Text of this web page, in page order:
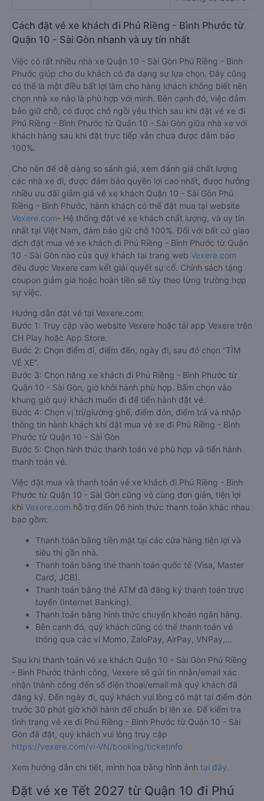
Cách đặt vé xe khách đi Phú Riềng - Bình Phước từ
Quận 10 - Sài Gòn nhanh và uy tín nhất
Việc có rất nhiều nhà xe Quận 10 - Sài Gòn Phú Riềng - Bình
Phước giúp cho du khách có đa dạng sự lựa chọn. Đây cũng
có thể là một điều bất lợi làm cho hàng khách không biết nên
chọn nhà xe nào là phù hợp với mình. Bên cạnh đó, việc đảm
bảo giữ chỗ, có được chỗ ngồi yêu thích sau khi đặt vé xe đi
Phú Riềng - Bình Phước từ Quận 10 - Sài Gòn giữa nhà xe với
khách hàng sau khi đặt trực tiếp vẫn chưa được đảm bảo
100%.
Cho nên để dễ dàng so sánh giá, xem đánh giá chất lượng
các nhà xe đi, được đảm bảo quyền lợi cao nhất, được hưởng
nhiều ưu đãi giảm giá vé xe khách Quận 10 - Sài Gòn Phú
Riềng - Bình Phước, hành khách có thể đặt mua tại website
Vexere.com- Hệ thống đặt vé xe khách chất lượng, và uy tín
nhất tại Việt Nam, đảm bảo giữ chỗ 100%. Đối với bất cứ giao
dịch đặt mua vé xe khách đi Phú Riềng - Bình Phước từ Quận
10 - Sài Gòn nào của quý khách tại trang web Vexere.com
đều được Vexere cam kết giải quyết sự cố. Chính sách tặng
coupon giảm giá hoặc hoàn tiền sẽ tùy theo từng trường hợp
sự việc.
Hướng dẫn đặt vé tại Vexere.com:
Bước 1: Truy cập vào website Vexere hoặc tải app Vexere trên
CH Play hoặc App Store.
Bước 2: Chọn điểm đi, điểm đến, ngày đi, sau đó chọn “TÌM
VÉ XE”.
Bước 3: Chọn hãng xe khách đi Phú Riềng - Bình Phước từ
Quận 10 - Sài Gòn, giờ khởi hành phù hợp. Bấm chọn vào
khung giờ quý khách muốn đi để tiến hành đặt vé.
Bước 4: Chọn vị trí/giường ghế, điểm đón, điểm trả và nhập
thông tin hành khách khi đặt mua vé xe đi Phú Riềng - Bình
Phước từ Quận 10 - Sài Gòn
Bước 5: Chọn hình thức thanh toán vé phù hợp và tiến hành
thanh toán vé.
Việc đặt mua và thanh toán vé xe khách đi Phú Riềng - Bình
Phước từ Quận 10 - Sài Gòn cũng vô cùng đơn giản, tiện lợi
khi Vexere.com hỗ trợ đến 06 hình thức thanh toán khác nhau
bao gồm:
Thanh toán bằng tiền mặt tại các cửa hàng tiện lợi và
siêu thị gần nhà.
Thanh toán bằng thẻ thanh toán quốc tế (Visa, Master
Card, JCB).
Thanh toán bằng thẻ ATM đã đăng ký thanh toán trực
tuyến (Internet Banking).
Thanh toán bằng hình thức chuyển khoản ngân hàng.
Bên cạnh đó, quý khách cũng có thể thanh toán vé
thông qua các ví Momo, ZaloPay, AirPay, VNPay,…
Sau khi thanh toán vé xe khách Quận 10 - Sài Gòn Phú Riềng
- Bình Phước thành công, Vexere sẽ gửi tin nhắn/email xác
nhận thành công đến số điện thoại/email mà quý khách đã
đăng ký. Đến ngày đi, quý khách vui lòng có mặt tại điểm đón
trước 30 phút giờ khởi hành để chuẩn bị lên xe. Để kiểm tra
tình trạng vé xe đi Phú Riềng - Bình Phước từ Quận 10 - Sài
Gòn đã đặt, quý khách vui lòng truy cập
https://vexere.com/vi-VN/booking/ticketinfo
Xem hướng dẫn chi tiết, minh họa bằng hình ảnh tại đây.
Đặt vé xe Tết 2027 từ Quận 10 đi Phú